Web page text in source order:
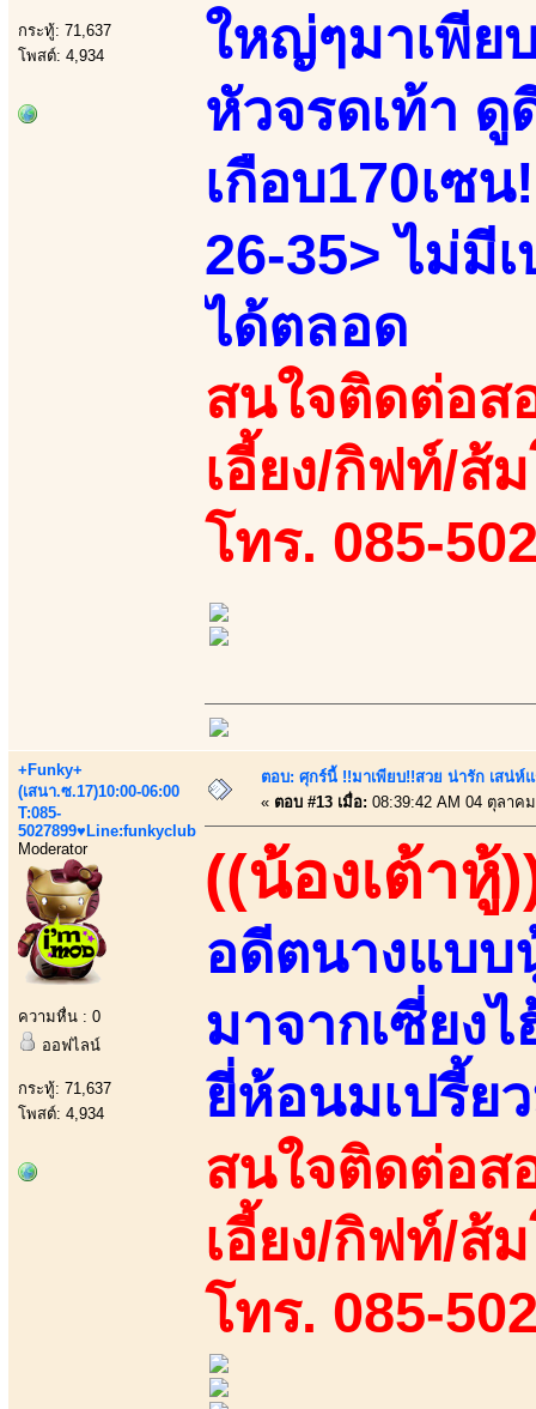
กระทู้: 71,637
โพสต์: 4,934
ใหญ่ๆมาเพีย
หัวจรดเท้า
เกือบ170เซ
26-35> ไม่มี
ได้ตลอด
สนใจติดต่อส
เอี้ยง/กิฟท์/ส้
โทร. 085-
+Funky+
(เสนา.ซ.17)10:00-06:00
T:085-
5027899♥Line:funkyclub
Moderator
ความหื่น : 0
ออฟไลน์
กระทู้: 71,637
โพสต์: 4,934
ตอบ: ศุกร์นี้ !!มาเพียบ!!สวย น่ารัก เสน่ห์
« ตอบ #13 เมื่อ: 08:39:42 AM 04 ตุลาค
((น้องเต้าหู้
อดีตนางแบบ
มาจากเซี่ยง
ยี่ห้อนมเปรี้ย
สนใจติดต่อส
เอี้ยง/กิฟท์/ส้
โทร. 085-